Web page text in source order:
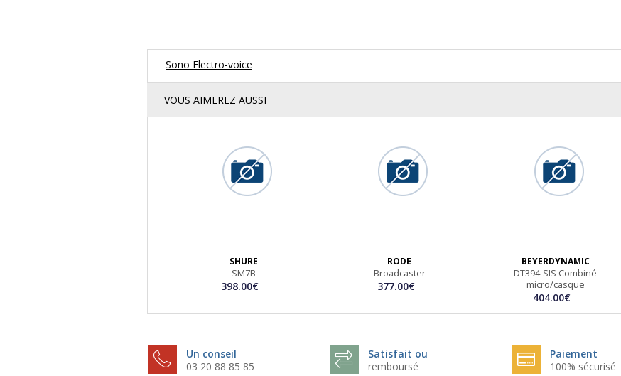
Sono Electro-voice
VOUS AIMEREZ AUSSI
SHURE
SM7B
398.00€
RODE
Broadcaster
377.00€
BEYERDYNAMIC
DT394-SIS Combiné
micro/casque
404.00€
Un conseil
03 20 88 85 85
Satisfait ou
remboursé
Paiement
100% sécurisé